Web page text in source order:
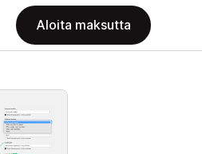
Aloita maksutta